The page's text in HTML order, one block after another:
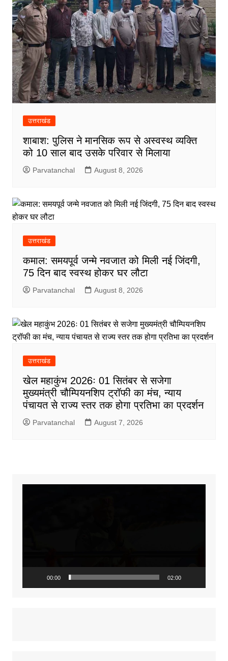
उत्तराखंड
शाबाश: पुलिस ने मानसिक रूप से अस्वस्थ व्यक्ति
को 10 साल बाद उसके परिवार से मिलाया
Parvatanchal August 8, 2026
उत्तराखंड
कमाल: समयपूर्व जन्मे नवजात को मिली नई जिंदगी,
75 दिन बाद स्वस्थ होकर घर लौटा
Parvatanchal August 8, 2026
उत्तराखंड
खेल महाकुंभ 2026ः 01 सितंबर से सजेगा
मुख्यमंत्री चौम्पियनशिप ट्रॉफी का मंच, न्याय
पंचायत से राज्य स्तर तक होगा प्रतिभा का प्रदर्शन
Parvatanchal August 7, 2026
00:00 02:00